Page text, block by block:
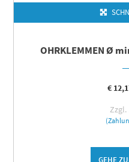
OHRKLEMMEN Ø
€
Zzgl.
GEHE